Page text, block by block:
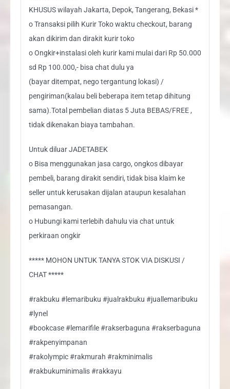
KHUSUS wilayah Jakarta, Depok, Tangerang, Bekasi *
o Transaksi pilih Kurir Toko waktu checkout, barang
akan dikirim dan dirakit kurir toko
o Ongkir+instalasi oleh kurir kami mulai dari Rp 50.000
sd Rp 100.000,- bisa chat dulu ya
(bayar ditempat, nego tergantung lokasi) /
pengiriman(kalau beli beberapa item tetap dihitung
sama).Total pembelian diatas 5 Juta BEBAS/FREE ,
tidak dikenakan biaya tambahan.
Untuk diluar JADETABEK
o Bisa menggunakan jasa cargo, ongkos dibayar
pembeli, barang dirakit sendiri, tidak bisa klaim ke
seller untuk kerusakan dijalan ataupun kesalahan
pemasangan.
o Hubungi kami terlebih dahulu via chat untuk
perkiraan ongkir
***** MOHON UNTUK TANYA STOK VIA DISKUSI /
CHAT *****
#rakbuku #lemaribuku #jualrakbuku #juallemaribuku
#lynel
#bookcase #lemarifile #rakserbaguna #rakserbaguna
#rakpenyimpanan
#rakolympic #rakmurah #rakminimalis
#rakbukuminimalis #rakkayu